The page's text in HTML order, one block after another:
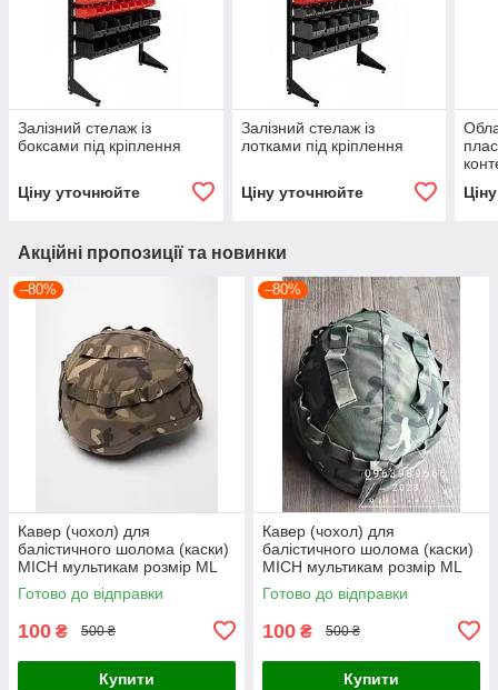
Залізний стелаж із
боксами під кріплення
Ціну уточнюйте
Залізний стелаж із
лотками під кріплення
Ціну уточнюйте
Акційні пропозиції та новинки
–80%
Кавер (чохол) для
балістичного шолома (каски)
MICH мультикам розмір МL
Готово до відправки
100 ₴ 500 ₴
Купити
–80%
Кавер (чохол) для
балістичного шолома (каски)
MICH мультикам розмір МL
Готово до відправки
100 ₴ 500 ₴
Купити